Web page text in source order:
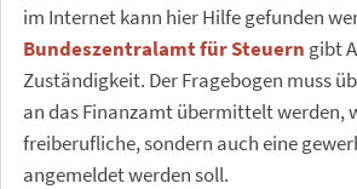
im Internet kann hier Hilfe gefunden
Bundeszentralamt für Steuern gibt
Zuständigkeit. Der Fragebogen muss
an das Finanzamt übermittelt werden,
freiberufliche, sondern auch eine
angemeldet werden soll.